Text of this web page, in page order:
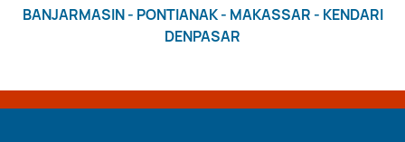
BANJARMASIN - PONTIANAK - MAKASSAR - KENDARI
DENPASAR